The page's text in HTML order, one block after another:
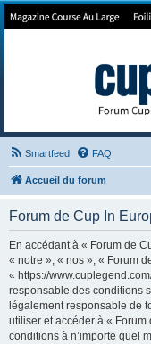
Forum de Cup
Smartfeed FAQ
Accueil du forum
Forum de Cup In
En accédant à « Forum de
« notre », « nos », « Forum
« https://
responsable des conditions
légalement responsable de
utiliser et accéder à «
conditions à n’importe quel